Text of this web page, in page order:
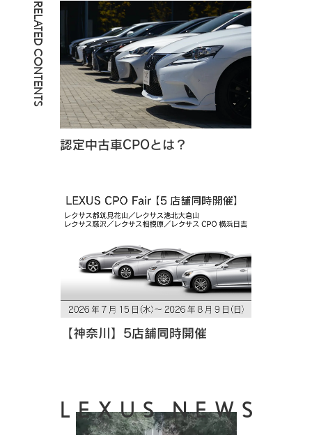
RELATED CONTENTS
認定中古車CPOとは？
【神奈川】5店舗同時開催
LEXUS NEWS